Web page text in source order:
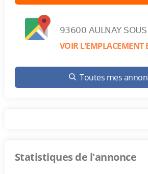
93600 AULNAY
VOIR L’EMPLACEMENT
Toutes mes
Statistiques de l'annonce